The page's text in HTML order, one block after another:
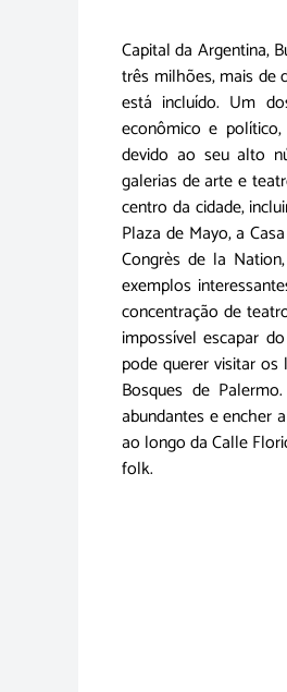
Capital da Argentina,
três milhões, mais de
está incluído. Um
econômico e
devido ao seu alto
galerias de arte e
centro da cidade,
Plaza de Mayo, a
Congrès de la
exemplos
concentração de
impossível escapar
pode querer visitar
Bosques de
abundantes e encher
ao longo da Calle
folk.